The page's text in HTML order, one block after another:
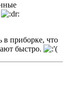
в приборке, что
быстро.